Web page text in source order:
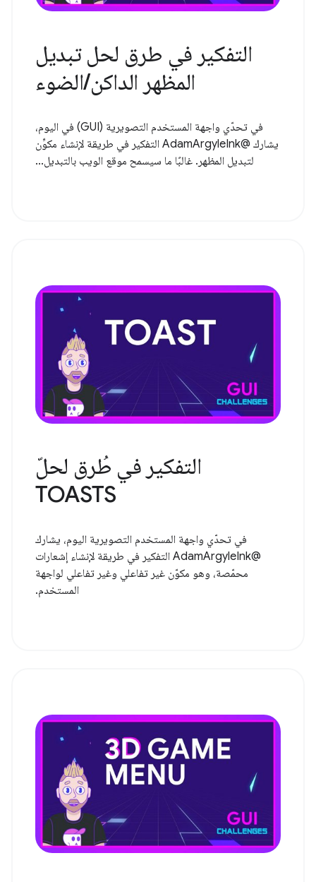
التفكير في طرق لحل تبديل
المظهر الداكن/الضوء
في تحدّي واجهة المستخدم التصويرية (GUI) في اليوم،
يشارك @AdamArgyleInk التفكير في طريقة لإنشاء مكوِّن
لتبديل المظهر. غالبًا ما سيسمح موقع الويب بالتبديل...
التفكير في طُرق لحلّ
TOASTS
في تحدّي واجهة المستخدم التصويرية اليوم، يشارك
@AdamArgyleInk التفكير في طريقة لإنشاء إشعارات
محمّصة، وهو مكوّن غير تفاعلي وغير تفاعلي لواجهة
المستخدم.